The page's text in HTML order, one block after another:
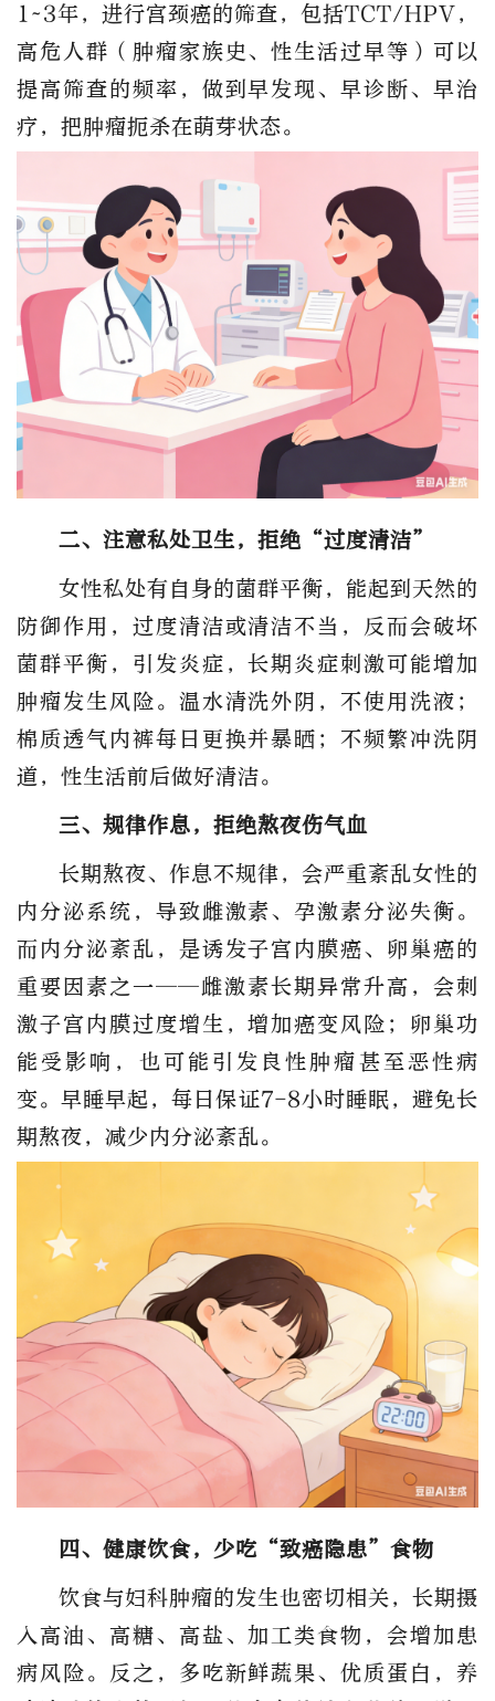
1~3年，进行宫颈癌的筛查，包括TCT/HPV，
高危人群（肿瘤家族史、性生活过早等）可以
提高筛查的频率，做到早发现、早诊断、早治
疗，把肿瘤扼杀在萌芽状态。
二、注意私处卫生，拒绝“过度清洁”
女性私处有自身的菌群平衡，能起到天然的
防御作用，过度清洁或清洁不当，反而会破坏
菌群平衡，引发炎症，长期炎症刺激可能增加
肿瘤发生风险。 温水清洗外阴，不使用洗液；
棉质透气内裤每日更换并暴晒；不频繁冲洗阴
道，性生活前后做好清洁。
三、规律作息，拒绝熬夜伤气血
长期熬夜、作息不规律，会严重紊乱女性的
内分泌系统，导致雌激素、孕激素分泌失衡。
而内分泌紊乱，是诱发子宫内膜癌、卵巢癌的
重要因素之一——雌激素长期异常升高，会刺
激子宫内膜过度增生，增加癌变风险；卵巢功
能受影响，也可能引发良性肿瘤甚至恶性病
变。早睡早起，每日保证7-8小时睡眠，避免长
期熬夜，减少内分泌紊乱。
四、健康饮食，少吃“致癌隐患”食物
饮食与妇科肿瘤的发生也密切相关，长期摄
入高油、高糖、高盐、加工类食物，会增加患
病风险。反之，多吃新鲜蔬果、优质蛋白，养